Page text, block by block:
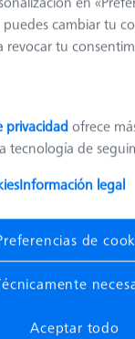
VAST, cubo doble
cambiar tu
revocar tu
privacidadofrece
tecnología de
Información legal
de
Aceptar todo